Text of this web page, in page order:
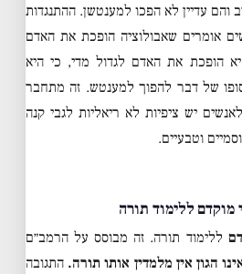
והם עדיין לא הפכו למענטשן. ההתנגדות
אומרים שאבולוציה הופכת את האדם
הופכת את האדם לגדול מדי, כי היא
של דבר להפוך למענטש. זה מתחבר
יש ציפיות לא ריאליות לגבי קנה
וטבעיים.
ללימוד תורה. זה מבוסס על הרמב״ם
הגון אין מלמדין אותו תורה. התגובה